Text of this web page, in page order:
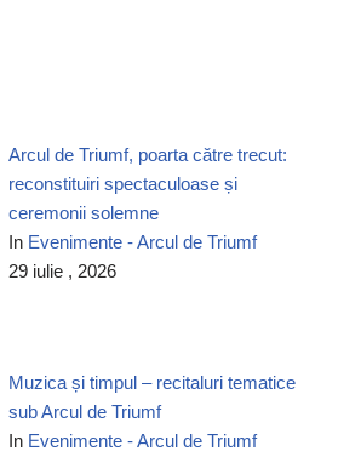
Arcul de Triumf, poarta către trecut:
reconstituiri spectaculoase și
ceremonii solemne
In Evenimente - Arcul de Triumf
29 iulie , 2026
Muzica și timpul – recitaluri tematice
sub Arcul de Triumf
In Evenimente - Arcul de Triumf